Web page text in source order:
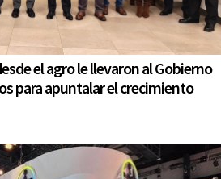
el agro le llevaron al Gobierno
para apuntalar el crecimiento